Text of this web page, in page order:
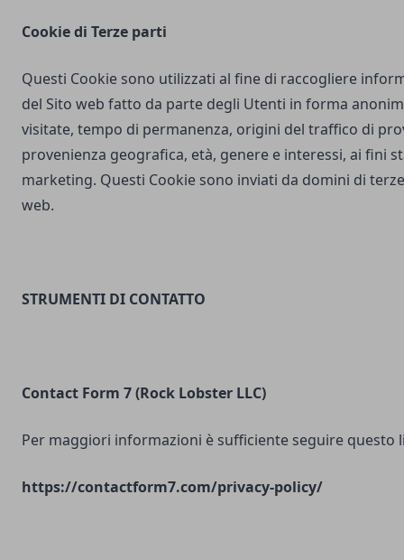
Cookie di Terze parti
Questi Cookie sono utilizzati al fine di raccogliere
del Sito web fatto da parte degli Utenti in forma
visitate, tempo di permanenza, origini del traffico di
provenienza geografica, età, genere e interessi, ai fini
marketing. Questi Cookie sono inviati da domini di
web.
STRUMENTI DI CONTATTO
Contact Form 7 (Rock Lobster LLC)
Per maggiori informazioni è sufficiente seguire questo
https://contactform7.com/privacy-policy/